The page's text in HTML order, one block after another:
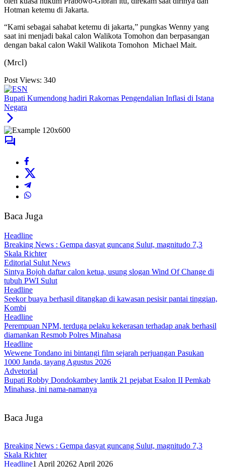
Hotman ketemu di Jakarta.
“Kami sebagai sahabat ketemu di jakarta,” pungkas Wenny yang
saat ini menjadi bakal calon Walikota Tomohon dan berpasangan
dengan bakal calon Wakil Walikota Tomohon Michael Mait.
(Mrcl)
Post Views: 340
Bupati Kumendong hadiri Rakornas Pengendalian Inflasi di Istana
Negara
Baca Juga
Headline
Breaking News : Gempa dasyat guncang Sulut, magnitudo 7,3
Skala Richter
Editorial Sulut News
Sintya Bojoh daftar calon ketua, usung slogan Wind Of Change di
tubuh PWI Sulut
Headline
Seekor buaya berhasil ditangkap di kawasan pesisir pantai tinggian,
Kombi
Headline
Perempuan NPM, terduga pelaku kekerasan terhadap anak berhasil
diamankan Resmob Polres Minahasa
Headline
Wewene Tondano ini bintangi film sejarah perjuangan Pasukan
1000 Janda, tayang Agustus 2026
Advetorial
Bupati Robby Dondokambey lantik 21 pejabat Esalon II Pemkab
Minahasa, ini nama-namanya
Baca Juga
Breaking News : Gempa dasyat guncang Sulut, magnitudo 7,3
Skala Richter
Headline1 April 20262 April 2026